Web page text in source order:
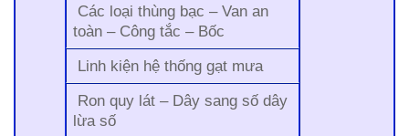
Các loại thùng bạc – Van an
toàn – Công tắc – Bốc
Linh kiện hệ thống gạt mưa
Ron quy lát – Dây sang số dây
lừa số